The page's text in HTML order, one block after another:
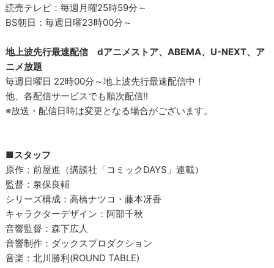
読売テレビ：毎週月曜25時59分～
BS朝日：毎週日曜23時00分～
地上波先行最速配信 dアニメストア、ABEMA、U-NEXT、ア
ニメ放題
毎週日曜日 22時00分～地上波先行最速配信中！
他、各配信サービスでも順次配信!!
※放送・配信日時は変更となる場合がございます。
■スタッフ
原作：前屋進（講談社「コミックDAYS」連載）
監督：泉保良輔
シリーズ構成：高橋ナツコ・藤本冴香
キャラクターデザイン：阿部千秋
音響監督：森下広人
音響制作：ダックスプロダクション
音楽：北川勝利(ROUND TABLE)